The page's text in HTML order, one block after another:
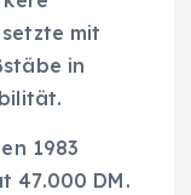
setzte mit
in
1983
47.000 DM.